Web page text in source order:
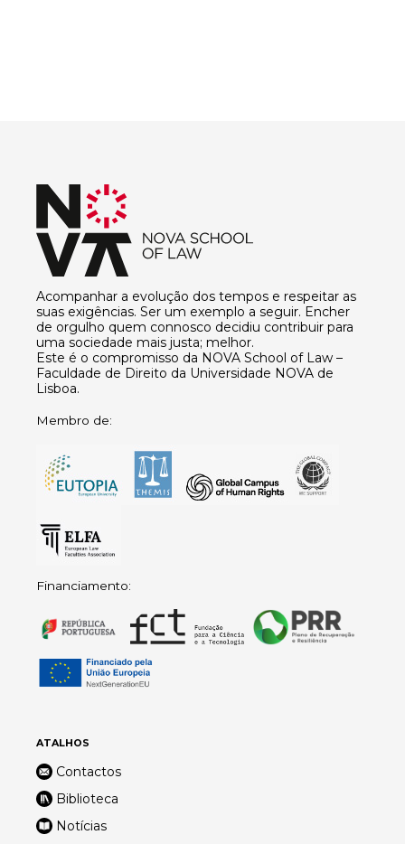
Acompanhar a evolução dos tempos e respeitar as
suas exigências. Ser um exemplo a seguir. Encher
de orgulho quem connosco decidiu contribuir para
uma sociedade mais justa; melhor.
Este é o compromisso da NOVA School of Law –
Faculdade de Direito da Universidade NOVA de
Lisboa.
Membro de:
Financiamento:
ATALHOS
Contactos
Biblioteca
Notícias